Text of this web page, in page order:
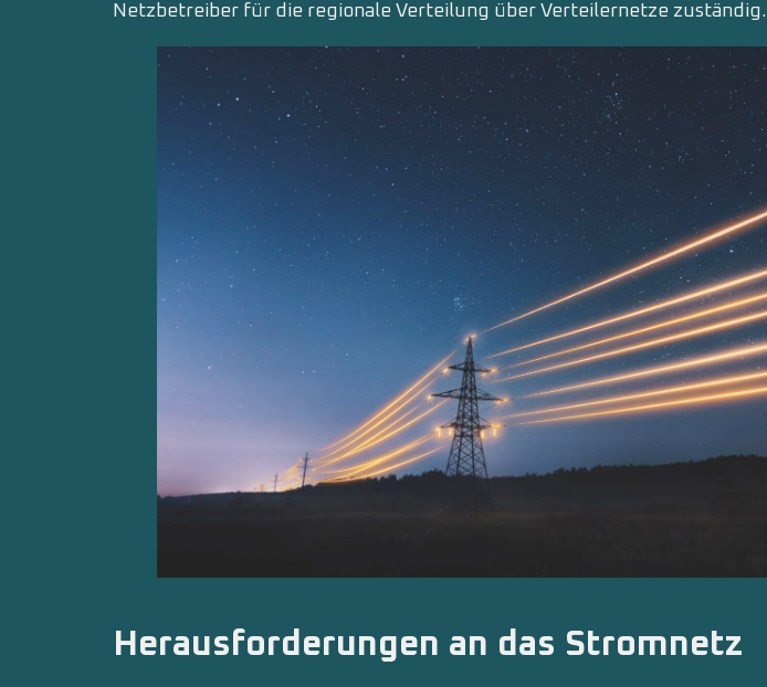
Netzbetreiber für die regionale Verteilung über Verteilernetze zuständig.
Herausforderungen an das Stromnetz